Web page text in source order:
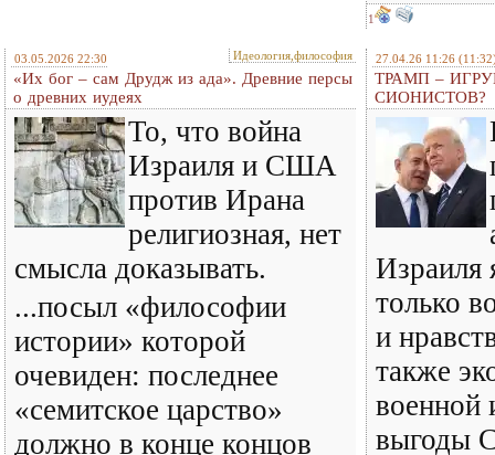
1
03.05.2026 22:30 Идеология,философия
«Их бог – сам Друдж из ада». Древние персы
о древних иудеях
То, что война
Израиля и США
против Ирана
религиозная, нет
смысла доказывать.
...посыл «философии
истории» которой
очевиден: последнее
«семитское царство»
должно в конце концов
27.04.26 11:26
ТРАМП –
СИОНИСТОВ?
Израиля
только
и
также
военной
выгоды